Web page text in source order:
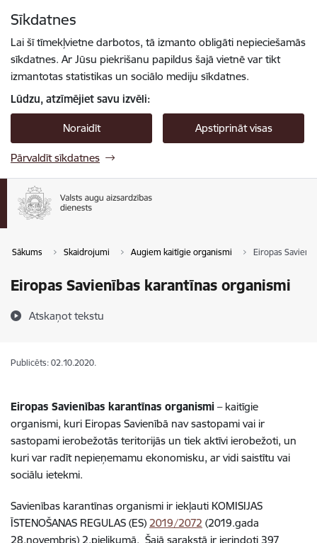
Sīkdatnes
Lai šī tīmekļvietne darbotos, tā izmanto obligāti nepieciešamās
sīkdatnes. Ar Jūsu piekrišanu papildus šajā vietnē var tikt
izmantotas statistikas un sociālo mediju sīkdatnes.
Lūdzu, atzīmējiet savu izvēli:
Noraidīt Apstiprināt visas
Pārvaldīt sīkdatnes
Sākums Skaidrojumi Augiem kaitīgie organismi Eiropas
Eiropas Savienības karantīnas organismi
Atskaņot tekstu
Publicēts: 02.10.2020.
Eiropas Savienības karantīnas organismi – kaitīgie
organismi, kuri Eiropas Savienībā nav sastopami vai ir
sastopami ierobežotās teritorijās un tiek aktīvi ierobežoti, un
kuri var radīt nepieņemamu ekonomisku, ar vidi saistītu vai
sociālu ietekmi.
Savienības karantīnas organismi ir iekļauti KOMISIJAS
ĪSTENOŠANAS REGULAS (ES) 2019/2072 (2019.gada
28.novembris) 2.pielikumā. Šajā sarakstā ir ierindoti 397